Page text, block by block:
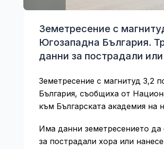
Земетресение с
Югозападна България.
данни за пострадали
Земетресение с магнитуд 3,2
България, съобщиха от
към Българската академия на
Има данни земетресението да
за пострадали хора или